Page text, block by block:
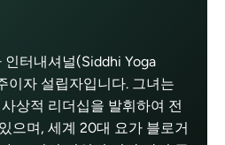
터내셔널(Siddhi Yoga
이자 설립자입니다. 그녀는
상적 리더십을 발휘하여 전
으며, 세계 20대 요가 블로거